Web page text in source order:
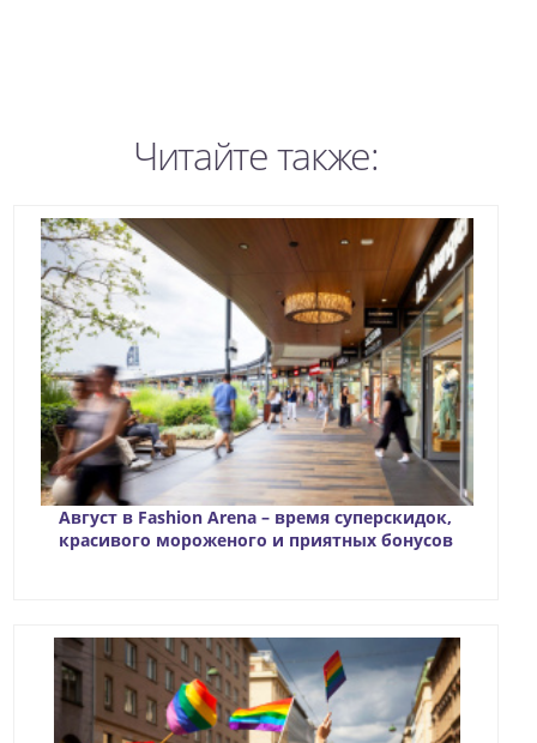
Читайте также:
Август в Fashion Arena – время суперскидок,
красивого мороженого и приятных бонусов